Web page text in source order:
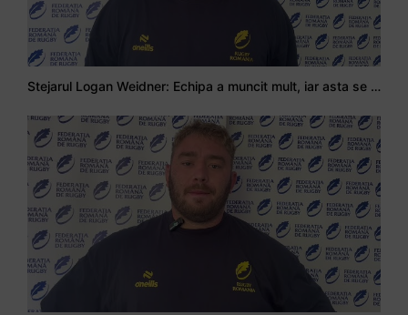
Stejarul Logan Weidner: Echipa a muncit mult, iar asta se va vedea în meciurile de la Nations Cup